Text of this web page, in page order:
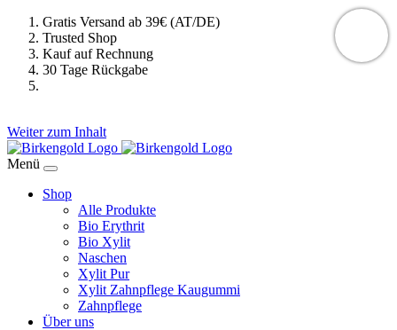
Gratis Versand ab 39€ (AT/DE)
Trusted Shop
Kauf auf Rechnung
30 Tage Rückgabe
Weiter zum Inhalt
Menü
Shop
Alle Produkte
Bio Erythrit
Bio Xylit
Naschen
Xylit Pur
Xylit Zahnpflege Kaugummi
Zahnpflege
Über uns